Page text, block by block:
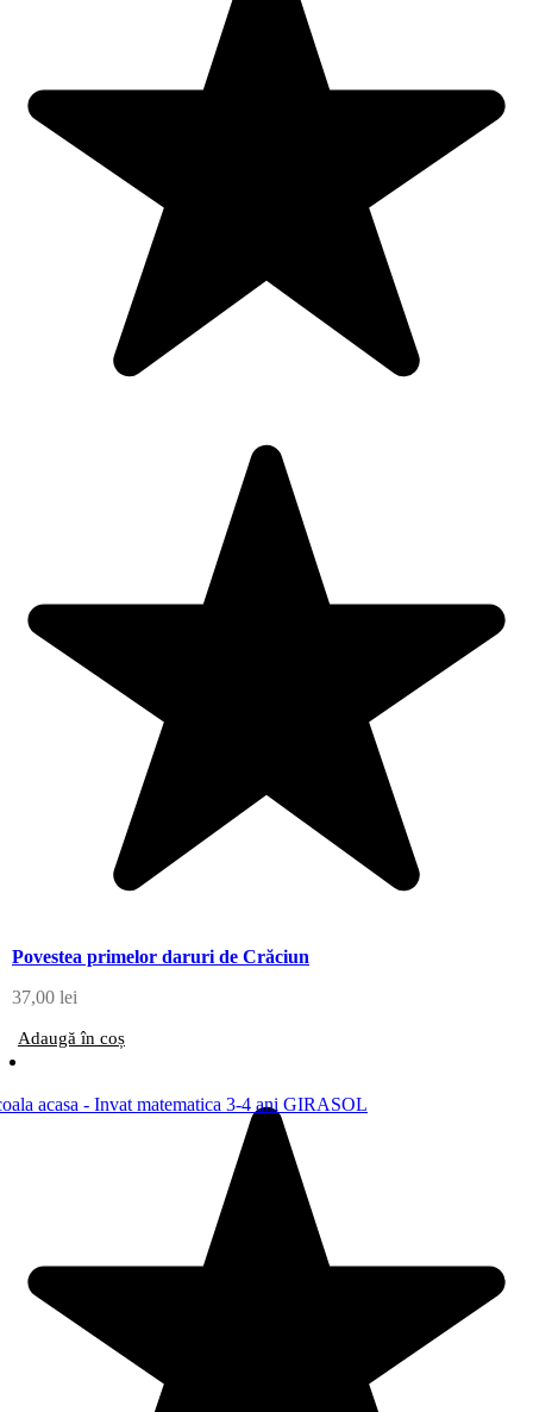
Povestea primelor daruri de Crăciun
37,00 lei
Adaugă în coș